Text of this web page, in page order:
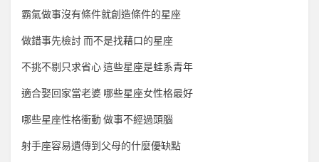
霸氣做事沒有條件就創造條件的星座
做錯事先檢討 而不是找藉口的星座
不挑不剔只求省心 這些星座是蛙系青年
適合娶回家當老婆 哪些星座女性格最好
哪些星座性格衝動 做事不經過頭腦
射手座容易遺傳到父母的什麼優缺點